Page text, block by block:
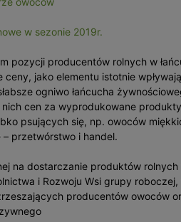
w sezonie 2019r.
pozycji producentów rolnych w
jako elementu istotnie
ogniwo łańcucha
cen za wyprodukowane
psujących się, np. owoców
przetwórstwo i handel.
na dostarczanie produktów
i Rozwoju Wsi grupy
producentów owoców